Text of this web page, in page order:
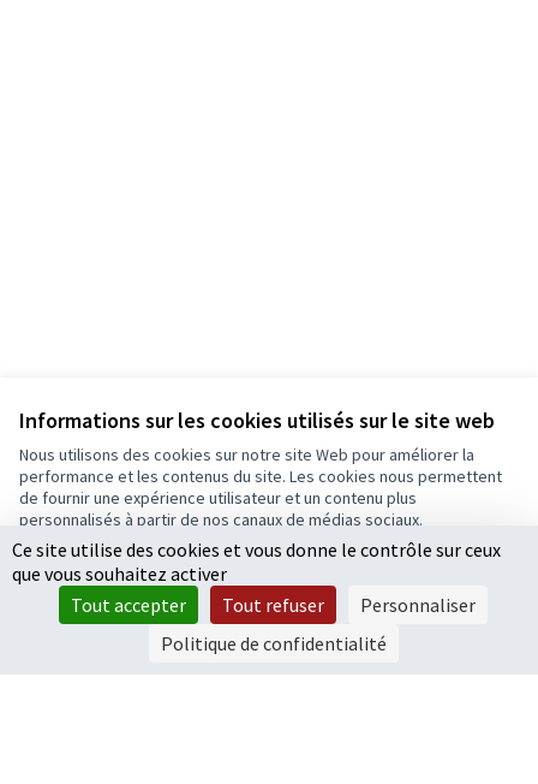
Informations sur les cookies utilisés sur le site web
Nous utilisons des cookies sur notre site Web pour améliorer la
performance et les contenus du site. Les cookies nous permettent
de fournir une expérience utilisateur et un contenu plus
personnalisés à partir de nos canaux de médias sociaux.
Tout accepter
Accepter seulement les cookies essentiels
Paramètres
Ce site utilise des cookies et vous donne le contrôle sur ceux
que vous souhaitez activer
Tout accepter
Tout refuser
Personnaliser
Politique de confidentialité